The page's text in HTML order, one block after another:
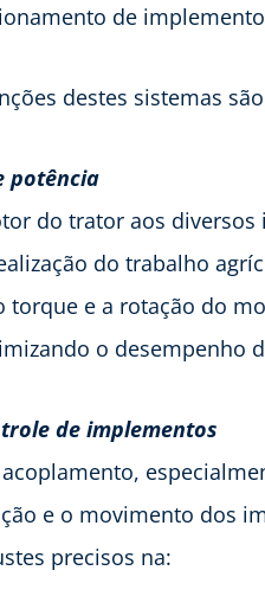
de
destes sistemas
potência
do trator aos
do trabalho
torque e a rotação do
o desempenho
de implementos
e o movimento dos
precisos na: